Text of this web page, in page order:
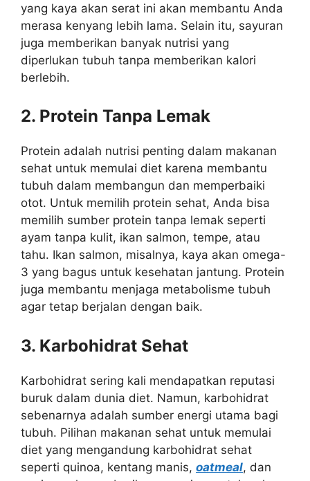
yang kaya akan serat ini akan membantu Anda
merasa kenyang lebih lama. Selain itu, sayuran
juga memberikan banyak nutrisi yang
diperlukan tubuh tanpa memberikan kalori
berlebih.
2. Protein Tanpa Lemak
Protein adalah nutrisi penting dalam makanan
sehat untuk memulai diet karena membantu
tubuh dalam membangun dan memperbaiki
otot. Untuk memilih protein sehat, Anda bisa
memilih sumber protein tanpa lemak seperti
ayam tanpa kulit, ikan salmon, tempe, atau
tahu. Ikan salmon, misalnya, kaya akan omega-
3 yang bagus untuk kesehatan jantung. Protein
juga membantu menjaga metabolisme tubuh
agar tetap berjalan dengan baik.
3. Karbohidrat Sehat
Karbohidrat sering kali mendapatkan reputasi
buruk dalam dunia diet. Namun, karbohidrat
sebenarnya adalah sumber energi utama bagi
tubuh. Pilihan makanan sehat untuk memulai
diet yang mengandung karbohidrat sehat
seperti quinoa, kentang manis, oatmeal, dan